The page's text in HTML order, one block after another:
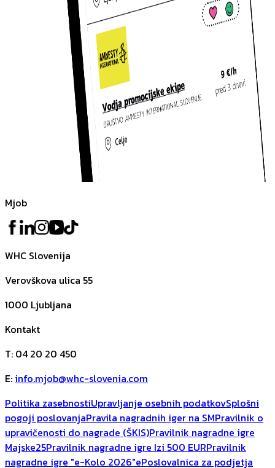
Mjob
WHC Slovenija
Verovškova ulica 55
1000 Ljubljana
Kontakt
T: 04 20 20 450
E: info.mjob@whc-slovenia.com
Politika zasebnostiUpravljanje osebnih podatkovSplošni
pogoji poslovanjaPravila nagradnih iger na SMPravilnik o
upravičenosti do nagrade (ŠKIS)Pravilnik nagradne igre
Majske25Pravilnik nagradne igre Izi 500 EURPravilnik
nagradne igre "e-Kolo 2026"ePoslovalnica za podjetja